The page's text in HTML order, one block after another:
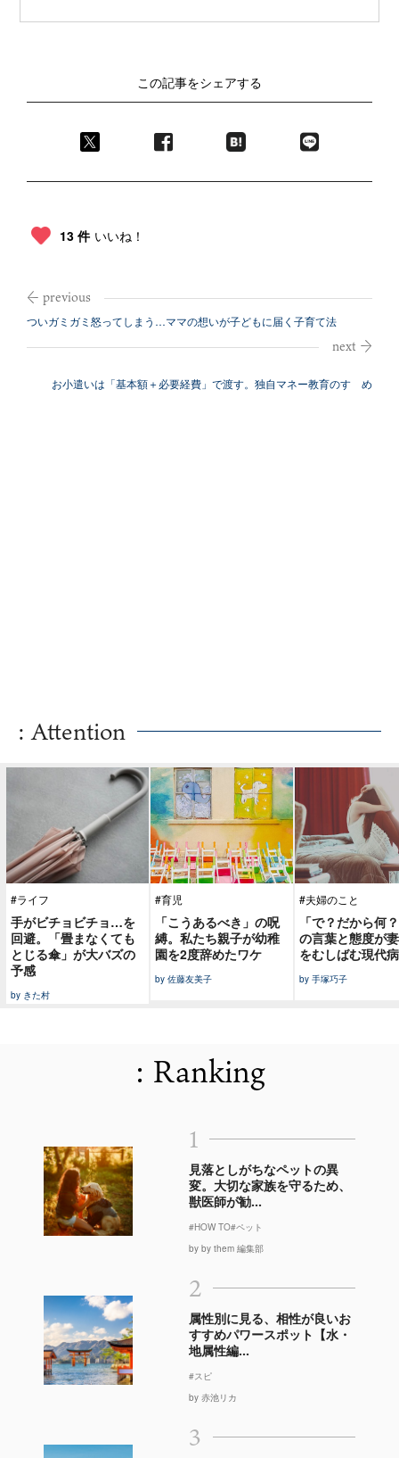
この記事をシェアする
13 件 いいね！
ついガミガミ怒ってしまう…ママの想いが子どもに届く子育て法
お小遣いは「基本額＋必要経費」で渡す。独自マネー教育のすゝめ
: Attention
#ライフ
手がビチョビチョ…を
回避。「畳まなくても
とじる傘」が大バズの
予感
by きた村
#育児
「こうあるべき」の呪
縛。私たち親子が幼稚
園を2度辞めたワケ
by 佐藤友美子
#夫婦のこと
「で？だから何
の言葉と態度が
をむしばむ現代病
by 手塚巧子
: Ranking
1
見落としがちなペットの異
変。大切な家族を守るため、
獣医師が勧...
#HOW TO#ペット
by by them 編集部
2
属性別に見る、相性が良いお
すすめパワースポット【水・
地属性編...
#スピ
by 赤池リカ
3